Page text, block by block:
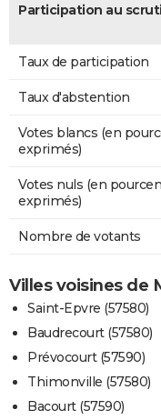
Participation au
Taux de participation
Taux d'abstention
Votes blancs (en
exprimés)
Votes nuls (en
exprimés)
Nombre de votants
Villes voisines de
Saint-Epvre (57580)
Baudrecourt (57580)
Prévocourt (57590)
Thimonville (57580)
Bacourt (57590)